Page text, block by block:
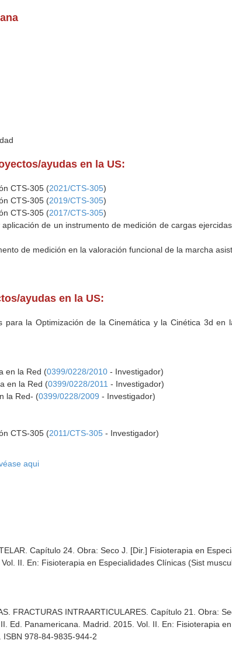
ayudas en la US:
CTS-305 (2021/CTS-305)
CTS-305 (2019/CTS-305)
CTS-305 (2017/CTS-305)
de un instrumento de medición de cargas
de medición en la valoración funcional de la marcha
ayudas en la US:
para la Optimización de la Cinemática y la Cinética 3d en
en la Red (0399/0228/2010 - Investigador)
en la Red (0399/0228/2011 - Investigador)
la Red- (0399/0228/2009 - Investigador)
CTS-305 (2011/CTS-305 - Investigador)
aqui
Capítulo 24. Obra: Seco J. [Dir.] Fisioterapia en
II. En: Fisioterapia en Especialidades Clínicas (Sist
FRACTURAS INTRAARTICULARES. Capítulo 21. Obra:
Ed. Panamericana. Madrid. 2015. Vol. II. En: Fisioterapia
ISBN 978-84-9835-944-2